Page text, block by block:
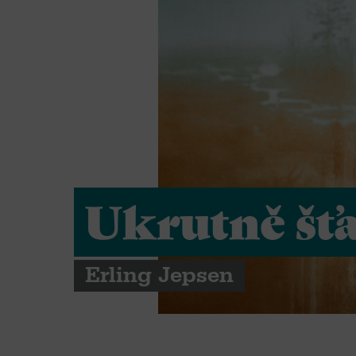
Ukrutně
Erling Jepsen